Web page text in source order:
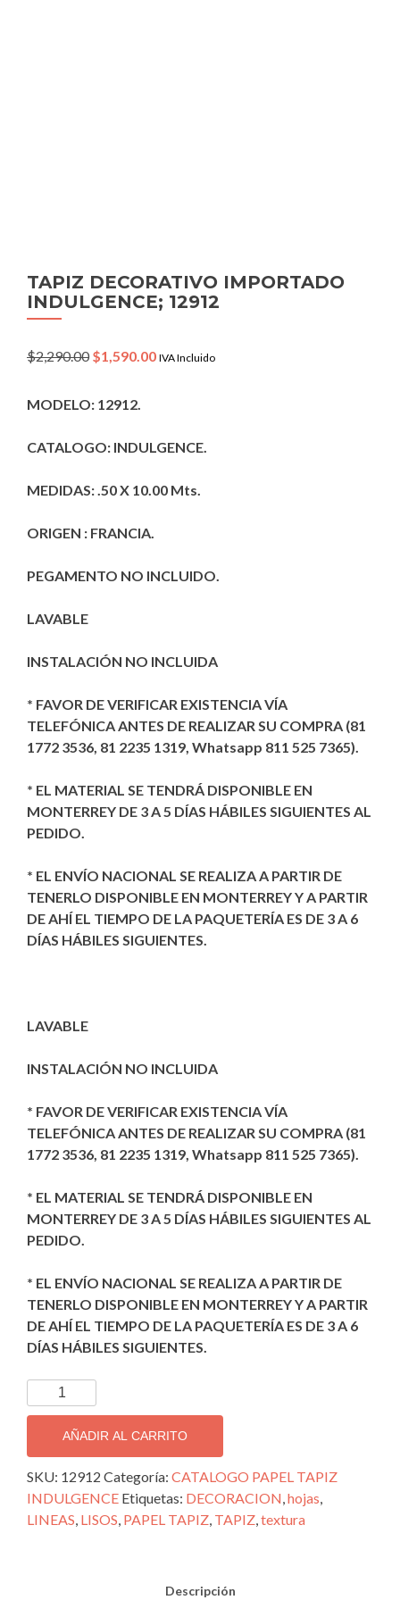
TAPIZ DECORATIVO IMPORTADO
INDULGENCE; 12912
$2,290.00 Original
$2,290.00.
$1,590.00Current
IVA Incluido
MODELO: 12912.
CATALOGO: INDULGENCE.
MEDIDAS: .50 X 10.00 Mts.
ORIGEN : FRANCIA.
PEGAMENTO NO INCLUIDO.
LAVABLE
INSTALACIÓN NO INCLUIDA
* FAVOR DE VERIFICAR EXISTENCIA VÍA
TELEFÓNICA ANTES DE REALIZAR SU COMPRA (81
1772 3536, 81 2235 1319, Whatsapp 811 525 7365).
* EL MATERIAL SE TENDRÁ DISPONIBLE EN
MONTERREY DE 3 A 5 DÍAS HÁBILES SIGUIENTES AL
PEDIDO.
* EL ENVÍO NACIONAL SE REALIZA A PARTIR DE
TENERLO DISPONIBLE EN MONTERREY Y A PARTIR
DE AHÍ EL TIEMPO DE LA PAQUETERÍA ES DE 3 A 6
DÍAS HÁBILES SIGUIENTES.
LAVABLE
INSTALACIÓN NO INCLUIDA
* FAVOR DE VERIFICAR EXISTENCIA VÍA
TELEFÓNICA ANTES DE REALIZAR SU COMPRA (81
1772 3536, 81 2235 1319, Whatsapp 811 525 7365).
* EL MATERIAL SE TENDRÁ DISPONIBLE EN
MONTERREY DE 3 A 5 DÍAS HÁBILES SIGUIENTES AL
PEDIDO.
* EL ENVÍO NACIONAL SE REALIZA A PARTIR DE
TENERLO DISPONIBLE EN MONTERREY Y A PARTIR
DE AHÍ EL TIEMPO DE LA PAQUETERÍA ES DE 3 A 6
DÍAS HÁBILES SIGUIENTES.
TAPIZ
DECORATIVO
IMPORTADO
INDULGENCE;
12912
cantidad
AÑADIR AL CARRITO
SKU: 12912 Categoría: CATALOGO PAPEL TAPIZ
INDULGENCE Etiquetas: DECORACION hojas
LINEAS LISOS PAPEL TAPIZ TAPIZ textura
Descripción